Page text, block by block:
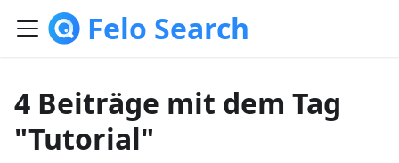
Felo Search
4 Beiträge mit dem Tag
"Tutorial"